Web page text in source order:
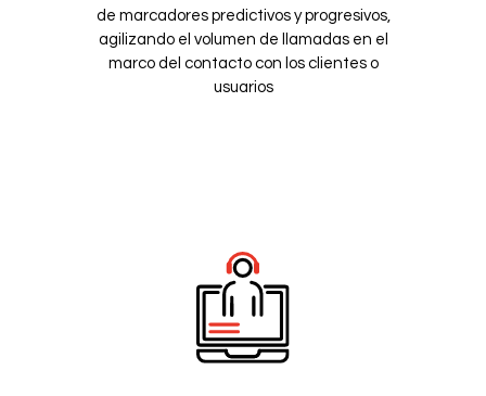
de marcadores predictivos y progresivos,
agilizando el volumen de llamadas en el
marco del contacto con los clientes o
usuarios